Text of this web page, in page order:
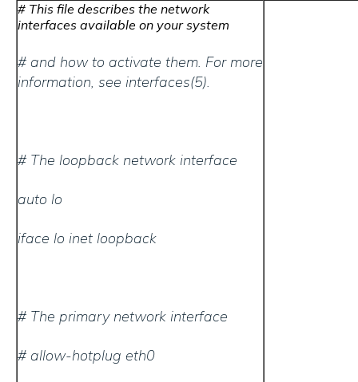
# This file describes the network
interfaces available on your system
# and how to activate them. For more
information, see interfaces(5).
# The loopback network interface
auto lo
iface lo inet loopback
# The primary network interface
# allow-hotplug eth0